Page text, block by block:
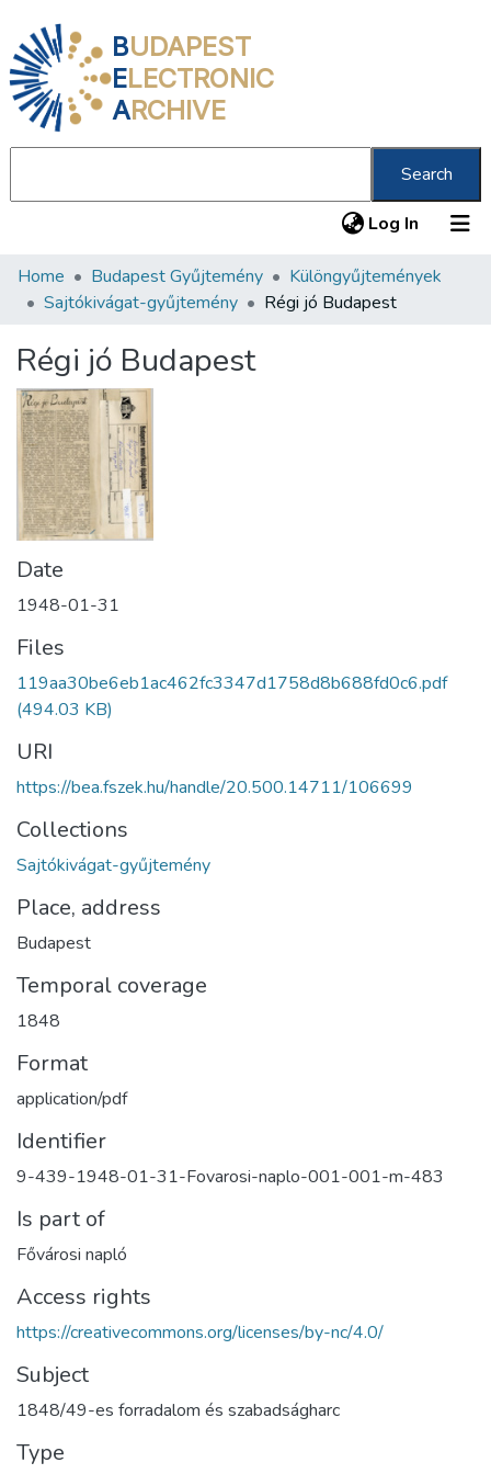
BUDAPEST
ELECTRONIC
ARCHIVE
Search
Log In (current)
Communities & Collections
Statistics
About us
Home Budapest Gyűjtemény
Különgyűjtemények
Sajtókivágat-gyűjtemény
Régi jó Budapest
Régi jó Budapest
Date
1948-01-31
Files
119aa30be6eb1ac462fc3347d1758d8b688fd0c6.pdf
(494.03 KB)
URI
https://bea.fszek.hu/handle/20.500.14711/106699
Collections
Sajtókivágat-gyűjtemény
Place, address
Budapest
Temporal coverage
1848
Format
application/pdf
Identifier
9-439-1948-01-31-Fovarosi-naplo-001-001-m-483
Is part of
Fővárosi napló
Access rights
https://creativecommons.org/licenses/by-nc/4.0/
Subject
1848/49-es forradalom és szabadságharc
Type